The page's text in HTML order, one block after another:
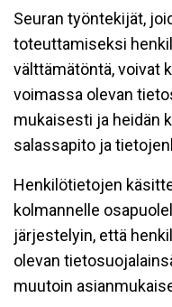
Seuran työntekijät,
toteuttamiseksi
välttämätöntä, voivat
voimassa olevan
mukaisesti ja heidän
salassapito ja
Henkilötietojen
kolmannelle
järjestelyin, että
olevan
muutoin